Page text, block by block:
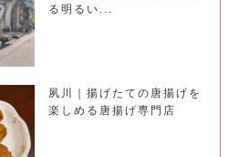
る明るい...
夙川｜揚げたての唐揚げを
楽しめる唐揚げ専門店